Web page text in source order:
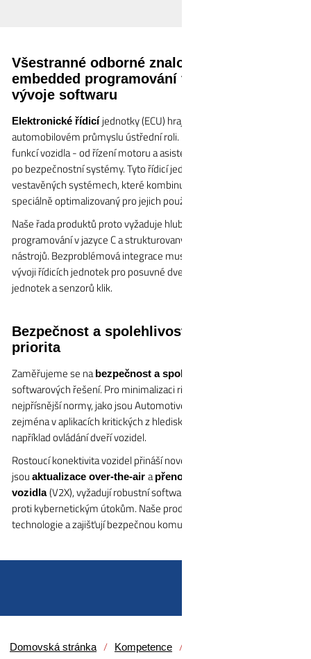
Všestranné odborné znalosti v oblasti
embedded programování v jazyce C a
vývoje softwaru
Elektronické řídicí jednotky (ECU) hrají v moderním
automobilovém průmyslu ústřední roli. Řídí a monitorují řadu
funkcí vozidla - od řízení motoru a asistenčních systémů řidiče až
po bezpečnostní systémy. Tyto řídicí jednotky jsou založeny na
vestavěných systémech, které kombinují hardware a software
speciálně optimalizovaný pro jejich použití.
Naše řada produktů proto vyžaduje hluboké znalosti vestavného
programování v jazyce C a strukturovaný přístup s podporou
nástrojů. Bezproblémová integrace musí být zajištěna zejména při
vývoji řídicích jednotek pro posuvné dveře, menších řídicích
jednotek a senzorů klik.
Bezpečnost a spolehlivost jako nejvyšší
priorita
Zaměřujeme se nabezpečnost a spolehlivost
softwarových řešení. Pro minimalizaci rizik je třeba dodržovat
nejpřísnější normy, jako jsou Automotive SPICE a ISO 26262,
zejména v aplikacích kritických z hlediska bezpečnosti, jako je
například ovládání dveří vozidel.
Rostoucí konektivita vozidel přináší nové výzvy. Technologie, jako
jsou aktualizace over-the-air apřenos dat z vozidla do
vozidla(V2X), vyžadují robustní softwarová řešení zabezpečená
proti kybernetickým útokům. Naše produkty integrují tyto
technologie a zajišťují bezpečnou komunikaci uvnitř i vně vozidla.
Domovská stránka Kompetence